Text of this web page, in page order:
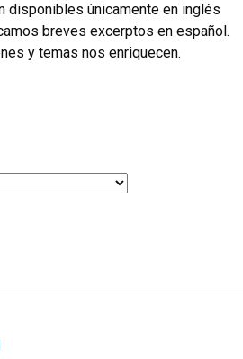
disponibles únicamente en inglés
breves excerptos en español.
y temas nos enriquecen.